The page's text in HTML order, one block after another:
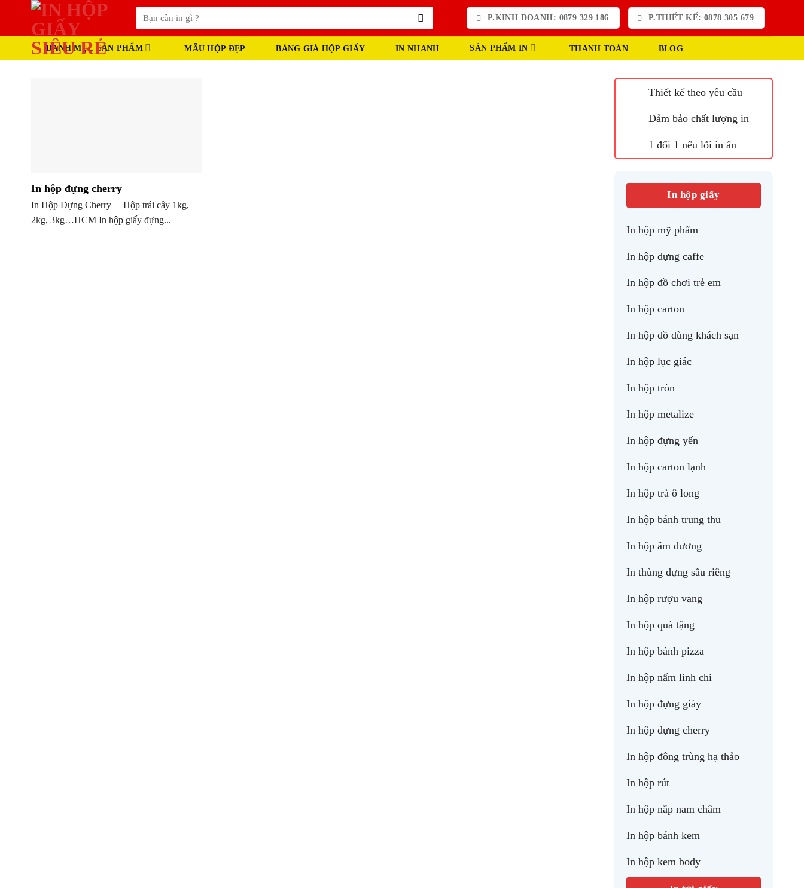
kiếm:
P.KINH DOANH: 0879 329 186 P.THIẾT KẾ: 0878 305 679
DANH MỤC SẢN PHẨM MẪU HỘP ĐẸP BẢNG GIÁ HỘP GIẤY IN NHANH SẢN PHẨM IN THANH TOÁN BLOG
In hộp đựng cherry
In Hộp Đựng Cherry – Hộp trái cây 1kg,
2kg, 3kg…HCM In hộp giấy đựng...
Thiết kế theo yêu cầu
Đảm bảo chất lượng in
1 đổi 1 nếu lỗi in ấn
In hộp giấy
In hộp mỹ phẩm
In hộp đựng caffe
In hộp đồ chơi trẻ em
In hộp carton
In hộp đồ dùng khách sạn
In hộp lục giác
In hộp tròn
In hộp metalize
In hộp đựng yến
In hộp carton lạnh
In hộp trà ô long
In hộp bánh trung thu
In hộp âm dương
In thùng đựng sầu riêng
In hộp rượu vang
In hộp quà tặng
In hộp bánh pizza
In hộp nấm linh chi
In hộp đựng giày
In hộp đựng cherry
In hộp đông trùng hạ thảo
In hộp rút
In hộp nắp nam châm
In hộp bánh kem
In hộp kem body